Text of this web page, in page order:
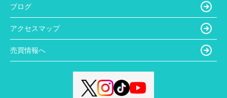
ブログ
アクセスマップ
売買情報へ